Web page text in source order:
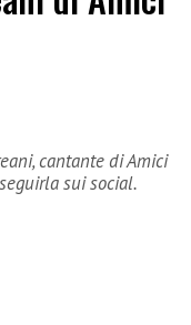
cantante di Amici
sui social.